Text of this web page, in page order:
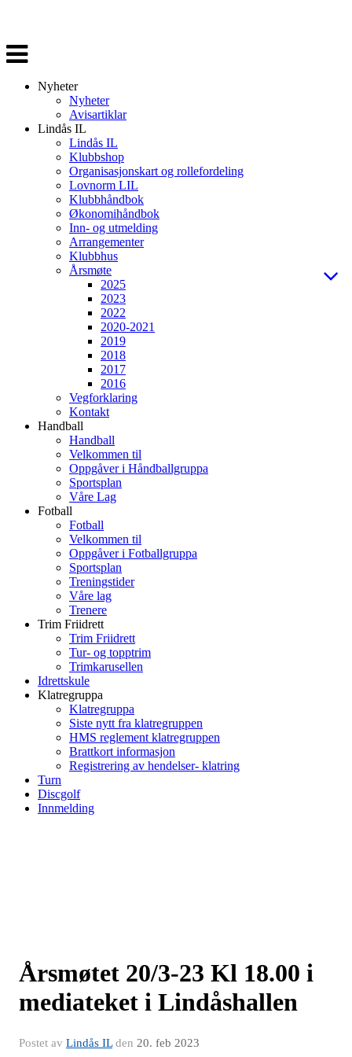
Veksle
navigasjon
Nyheter
Nyheter
Avisartiklar
Lindås IL
Lindås IL
Klubbshop
Organisasjonskart og rollefordeling
Lovnorm LIL
Klubbhåndbok
Økonomihåndbok
Inn- og utmelding
Arrangementer
Klubbhus
Årsmøte
2025
2023
2022
2020-2021
2019
2018
2017
2016
Vegforklaring
Kontakt
Handball
Handball
Velkommen til
Oppgåver i Håndballgruppa
Sportsplan
Våre Lag
Fotball
Fotball
Velkommen til
Oppgåver i Fotballgruppa
Sportsplan
Treningstider
Våre lag
Trenere
Trim Friidrett
Trim Friidrett
Tur- og topptrim
Trimkarusellen
Idrettskule
Klatregruppa
Klatregruppa
Siste nytt fra klatregruppen
HMS reglement klatregruppen
Brattkort informasjon
Registrering av hendelser- klatring
Turn
Discgolf
Innmelding
Årsmøtet 20/3-23 Kl 18.00 i
mediateket i Lindåshallen
Postet av Lindås ILden 20. feb 2023